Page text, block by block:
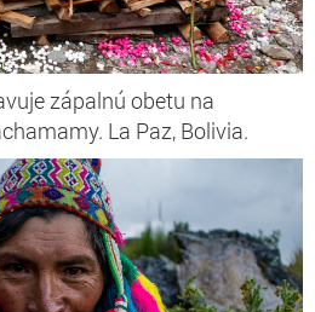
zápalnú obetu na
La Paz, Bolivia.